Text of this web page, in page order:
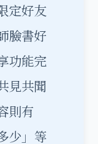
定好友
臉書好
功能完
見共聞
則有
少」等